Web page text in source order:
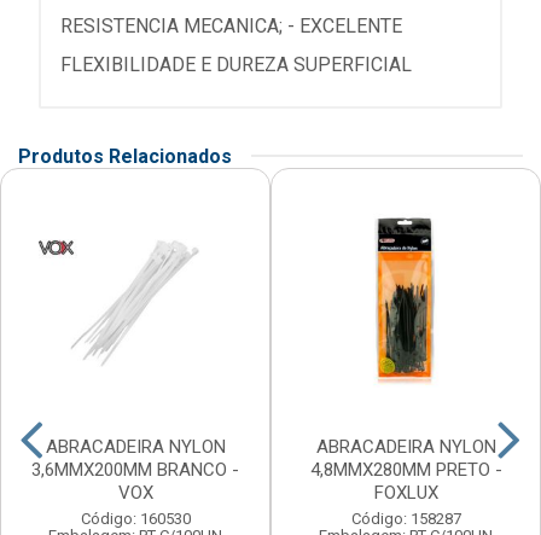
RESISTENCIA MECANICA; - EXCELENTE
FLEXIBILIDADE E DUREZA SUPERFICIAL
Produtos Relacionados
ABRACADEIRA NYLON
3,6MMX200MM BRANCO -
VOX
Código: 160530
ABRACADEIRA NYLON
4,8MMX280MM PRETO -
FOXLUX
Código: 158287